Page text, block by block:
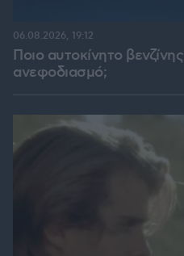
Ποιο αυτοκίνητο
ανεφοδιασμό;
06.08.2026, 19:12